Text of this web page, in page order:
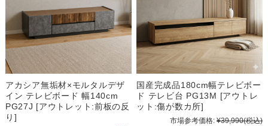
アカシア無垢材×モルタルデザ
イン テレビボード 幅140cm
PG27J [アウトレット:前板の反
り]
国産完成品180cm幅テレビボー
ド テレビ台 PG13M [アウトレ
ット:傷が数カ所]
市場参考価格: ¥39,990(税込)